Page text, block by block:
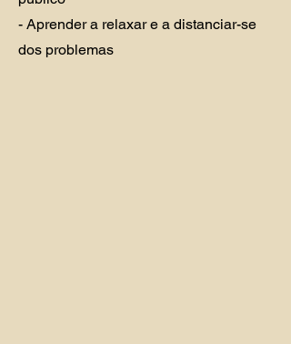
- Aprender a relaxar e a distanciar-se
dos problemas